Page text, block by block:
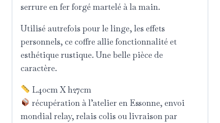
serrure en fer forgé martelé à la main.
Utilisé autrefois pour le linge, les effets
personnels, ce coffre allie fonctionnalité et
esthétique rustique. Une belle pièce de
caractère.
L40cm X h27cm
récupération à l’atelier en Essonne, envoi
mondial relay, relais colis ou livraison par